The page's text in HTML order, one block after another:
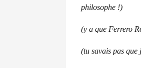
philosophe !)
(y a que Ferrero
(tu savais pas